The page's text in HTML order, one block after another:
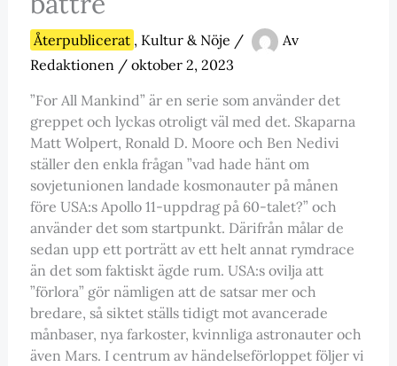
Återpublicerat , Kultur & Nöje /
Av
Redaktionen / oktober 2, 2023
”For All Mankind” är en serie som använder det
greppet och lyckas otroligt väl med det. Skaparna
Matt Wolpert, Ronald D. Moore och Ben Nedivi
ställer den enkla frågan ”vad hade hänt om
sovjetunionen landade kosmonauter på månen
före USA:s Apollo 11-uppdrag på 60-talet?” och
använder det som startpunkt. Därifrån målar de
sedan upp ett porträtt av ett helt annat rymdrace
än det som faktiskt ägde rum. USA:s ovilja att
”förlora” gör nämligen att de satsar mer och
bredare, så siktet ställs tidigt mot avancerade
månbaser, nya farkoster, kvinnliga astronauter och
även Mars. I centrum av händelseförloppet följer vi